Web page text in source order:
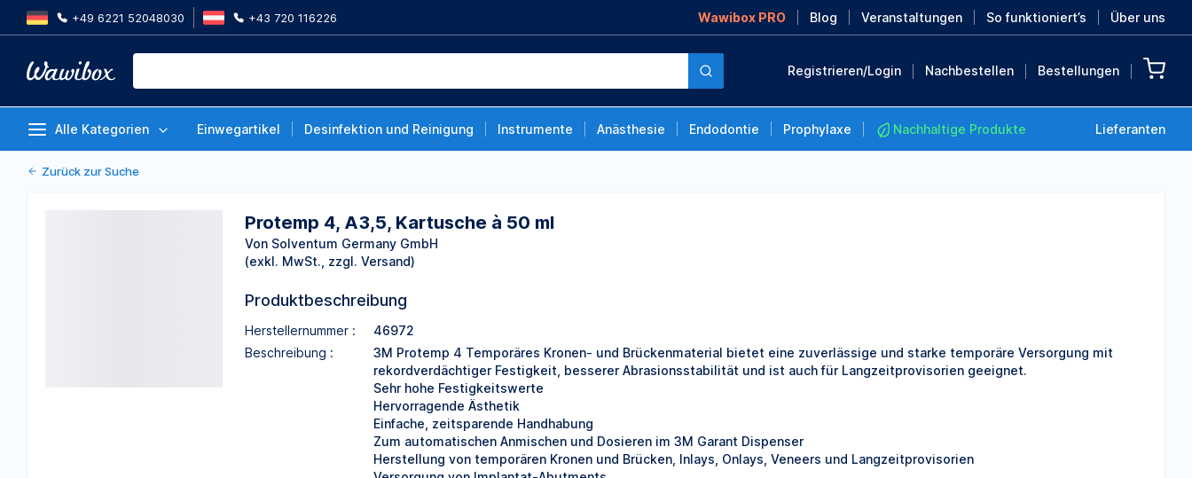
+49 6221 52048030 +43 720 116226 Wawibox PRO Blog Veranstaltungen So funktioniert’s Über uns
Registrieren/Login Nachbestellen Bestellungen
Alle Kategorien Einwegartikel Desinfektion und Reinigung Instrumente Anästhesie Endodontie Prophylaxe Nachhaltige Produkte Lieferanten
MEHR ENTDECKEN
Von Solventum Germany GmbH
Zurück zur Suche
Protemp 4, A3,5, Kartusche à 50 ml
Von Solventum Germany GmbH
(exkl. MwSt., zzgl. Versand)
Produktbeschreibung
Herstellernummer :
46972
Beschreibung :
3M Protemp 4 Temporäres Kronen- und Brückenmaterial bietet eine zuverlässige und starke temporäre Versorgung mit
rekordverdächtiger Festigkeit, besserer Abrasionsstabilität und ist auch für Langzeitprovisorien geeignet.
Sehr hohe Festigkeitswerte
Hervorragende Ästhetik
Einfache, zeitsparende Handhabung
Zum automatischen Anmischen und Dosieren im 3M Garant Dispenser
Herstellung von temporären Kronen und Brücken, Inlays, Onlays, Veneers und Langzeitprovisorien